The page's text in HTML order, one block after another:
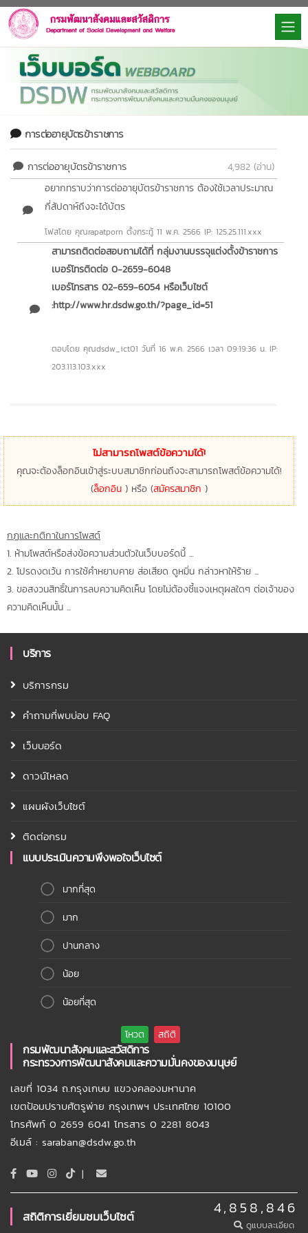
การต่ออายุบัตรข้าราชการ
การต่ออายุบัตรข้าราชการ
4,982 (อ่าน)
อยากทราบว่าการต่ออายุบัตรข้าราชการ ต้องใช้เวลาประมาณ
กี่สัปดาห์ถึงจะได้บ้ตร
โฟสโดย คุณrapatporn ตั้งกระทู้ 11 พ.ค. 2566 IP: 125.25.111.xxx
สามารถติดต่อสอบถามได้ที่ กลุ่มงานบรรจุแต่งตั้งข้าราชการ
เบอร์โทรติดต่อ 0-2659-6048
เบอร์โทรสาร 02-659-6054 หรือเว็บไซต์
:http://www.hr.dsdw.go.th/?page_id=51
ตอบโดย คุณdsdw_ict01 วันที่ 16 พ.ค. 2566 เวลา 09:19:36 น. IP:
203.113.103.xxx
ไม่สามารถโพสต์ข้อความได้!
คุณจะต้องล็อกอินเข้าสู่ระบบสมาชิกก่อนถึงจะสามารถโพสต์ข้อความได้!
(ล็อกอิน ) หรือ (สมัครสมาชิก )
กฏและกติกาในการโพสต์
1. ห้ามโพสต์หรือส่งข้อความส่วนตัวในเว็บบอร์ดนี้ ...
2. โปรดงดเว้น การใช้คำหยาบคาย ส่อเสียด ดูหมิ่น กล่าวหาให้ร้าย ...
3. ขอสงวนสิทธิ์ในการลบความคิดเห็น โดยไม่ต้องชี้แจงเหตุผลใดๆ ต่อเจ้าของ
ความคิดเห็นนั้น ...
บริการ
บริการกรม
คำถามที่พบบ่อบ FAQ
เว็บบอร์ด
ดาวน์โหลด
แผนผังเว็บไซต์
ติดต่อกรม
แบบประเมินความพึงพอใจเว็บไซต์
มากที่สุด
มาก
ปานกลาง
น้อย
น้อยที่สุด
กรมพัฒนาสังคมและสวัสดิการ
กระทรวงการพัฒนาสังคมและความมั่นคงของมนุษย์
เลขที่ 1034 ถ.กรุงเกษม แขวงคลองมหานาค
เขตป้อมปราบศัตรูพ่าย กรุงเทพฯ ประเทศไทย 10100
โทรศัพท์ 0 2659 6041 โทรสาร 0 2281 8043
อีเมล์ : saraban@dsdw.go.th
|
สถิติการเยี่ยมชมเว็บไซต์ 4,858,846
ดูแบบละเอียด